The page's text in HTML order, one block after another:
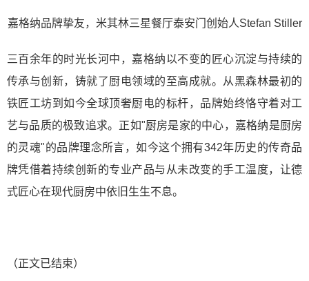
嘉格纳品牌挚友，米其林三星餐厅泰安门创始人Stefan Stiller
三百余年的时光长河中，嘉格纳以不变的匠心沉淀与持续的
传承与创新，铸就了厨电领域的至高成就。从黑森林最初的
铁匠工坊到如今全球顶奢厨电的标杆，品牌始终恪守着对工
艺与品质的极致追求。正如"厨房是家的中心，嘉格纳是厨房
的灵魂"的品牌理念所言，如今这个拥有342年历史的传奇品
牌凭借着持续创新的专业产品与从未改变的手工温度，让德
式匠心在现代厨房中依旧生生不息。
（正文已结束）